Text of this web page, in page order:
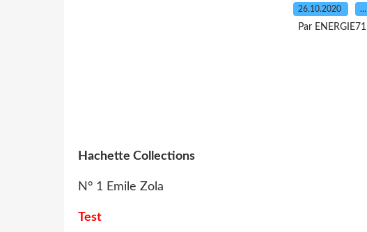
26.10.2020 …
Par ENERGIE71
Hachette Collections
N° 1 Emile Zola
Test